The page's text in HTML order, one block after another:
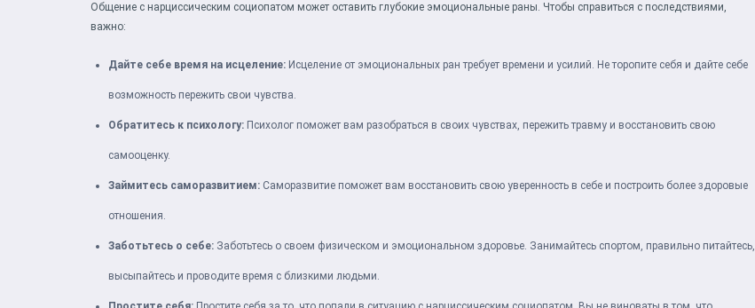
Общение с нарциссическим социопатом может оставить глубокие эмоциональные раны. Чтобы справиться с последствиями,
важно:
Дайте себе время на исцеление: Исцеление от эмоциональных ран требует времени и усилий. Не торопите себя и дайте себе
возможность пережить свои чувства.
Обратитесь к психологу: Психолог поможет вам разобраться в своих чувствах, пережить травму и восстановить свою
самооценку.
Займитесь саморазвитием: Саморазвитие поможет вам восстановить свою уверенность в себе и построить более здоровые
отношения.
Заботьтесь о себе: Заботьтесь о своем физическом и эмоциональном здоровье. Занимайтесь спортом, правильно питайтесь,
высыпайтесь и проводите время с близкими людьми.